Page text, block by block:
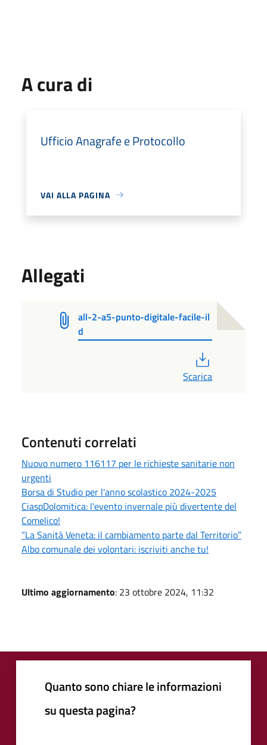
A cura di
Ufficio Anagrafe e Protocollo
VAI ALLA PAGINA
Allegati
all-2-a5-punto-digitale-facile-il
d
Scarica
Contenuti correlati
Nuovo numero 116117 per le richieste sanitarie non
urgenti
Borsa di Studio per l'anno scolastico 2024-2025
CiaspDolomitica: l'evento invernale più divertente del
Comelico!
“La Sanità Veneta: il cambiamento parte dal Territorio”
Albo comunale dei volontari: iscriviti anche tu!
Ultimo aggiornamento: 23 ottobre 2024, 11:32
Quanto sono chiare le informazioni
su questa pagina?